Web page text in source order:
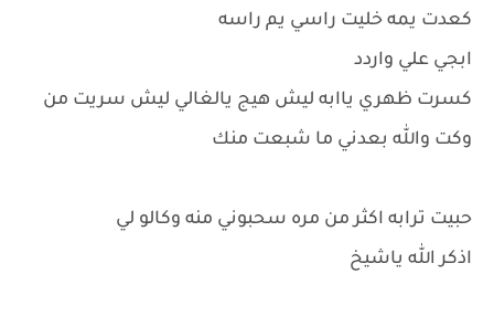
كعدت يمه خليت راسي يم راسه
ابجي علي واردد
كسرت ظهري ياابه ليش هيج يالغالي ليش سريت من
وكت والله بعدني ما شبعت منك
حبيت ترابه اكثر من مره سحبوني منه وكالو لي
اذكر الله ياشيخ